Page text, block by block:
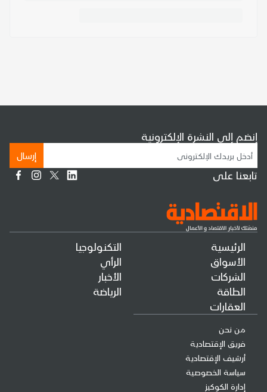
الرئيسية
الأسواق
الشركات
الطاقة
العقارات
التكنولوجيا
الرأي
الأخبار
الرياضة
من نحن
فريق الإقتصادية
أرشيف الإقتصادية
سياسة الخصوصية
إدارة الكوكيز
إنضم إلى النشرة الإلكترونية
إرسال
تابعنا على